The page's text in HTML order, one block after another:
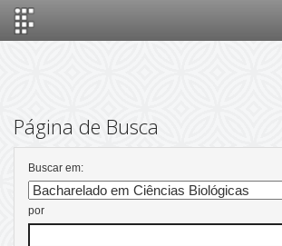
Página de Busca
Buscar em:
por